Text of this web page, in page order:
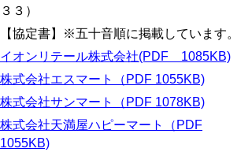
３３）
【協定書】※五十音順に掲載しています。
イオンリテール株式会社(PDF 1085KB)
株式会社エスマート（PDF 1055KB)
株式会社サンマート（PDF 1078KB)
株式会社天満屋ハピーマート（PDF
1055KB)